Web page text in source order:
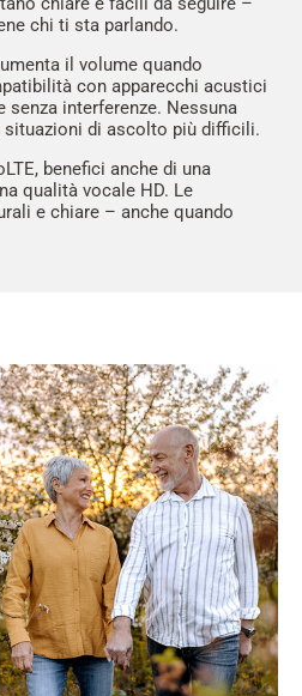
chi ti sta parlando.
il volume quando
con apparecchi acustici
senza interferenze. Nessuna
situazioni di ascolto più difficili.
benefici anche di una
qualità vocale HD. Le
e chiare – anche quando